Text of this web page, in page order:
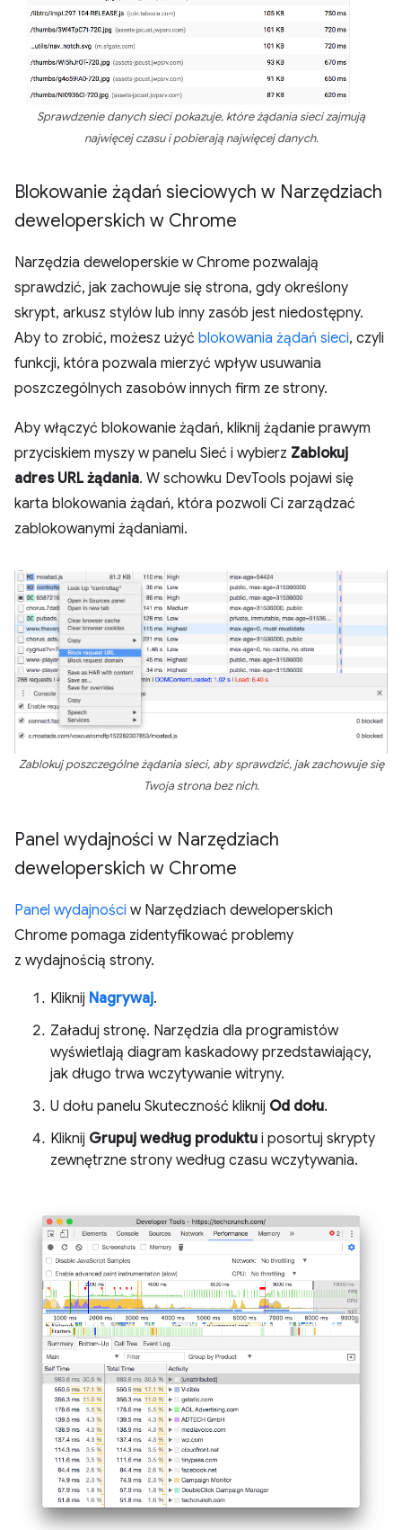
Sprawdzenie danych sieci pokazuje, które żądania sieci zajmują
najwięcej czasu i pobierają najwięcej danych.
Blokowanie żądań sieciowych w Narzędziach
deweloperskich w Chrome
Narzędzia deweloperskie w Chrome pozwalają
sprawdzić, jak zachowuje się strona, gdy określony
skrypt, arkusz stylów lub inny zasób jest niedostępny.
Aby to zrobić, możesz użyć blokowania żądań sieci, czyli
funkcji, która pozwala mierzyć wpływ usuwania
poszczególnych zasobów innych firm ze strony.
Aby włączyć blokowanie żądań, kliknij żądanie prawym
przyciskiem myszy w panelu Sieć i wybierz Zablokuj
adres URL żądania. W schowku DevTools pojawi się
karta blokowania żądań, która pozwoli Ci zarządzać
zablokowanymi żądaniami.
Zablokuj poszczególne żądania sieci, aby sprawdzić, jak zachowuje się
Twoja strona bez nich.
Panel wydajności w Narzędziach
deweloperskich w Chrome
Panel wydajności w Narzędziach deweloperskich
Chrome pomaga zidentyfikować problemy
z wydajnością strony.
Kliknij Nagrywaj.
Załaduj stronę. Narzędzia dla programistów
wyświetlają diagram kaskadowy przedstawiający,
jak długo trwa wczytywanie witryny.
U dołu panelu Skuteczność kliknij Od dołu.
Kliknij Grupuj według produktu i posortuj skrypty
zewnętrzne strony według czasu wczytywania.